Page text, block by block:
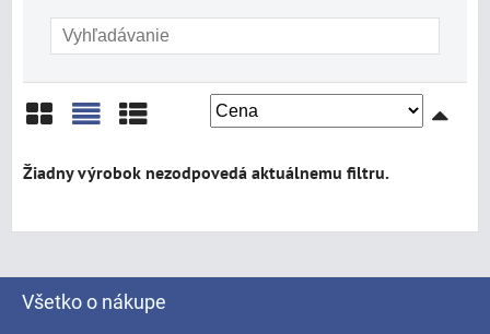
Mriežka
Všetko o nákupe